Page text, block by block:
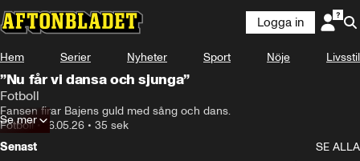
Logga in
Hem Serier Nyheter Sport Nöje Livsstil
”Nu får vi dansa och sjunga”
Fotboll
Fotboll•16.05.26 • 35 sek
Se mer
Senast
SE ALLA